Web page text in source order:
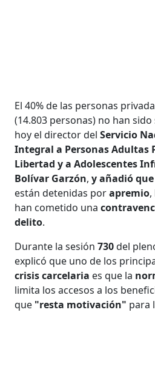
El 40% de las personas
(14.803 personas) no han
hoy el director delServicio
Integral a Personas Adultas
Libertad y a Adolescentes
Bolívar Garzón,y añadió
están detenidas porapremio
han cometido una
delito.
Durante la sesión730del
explicó que uno de los
crisis carcelaria es que la
limita los accesos a los
que "resta motivación" para